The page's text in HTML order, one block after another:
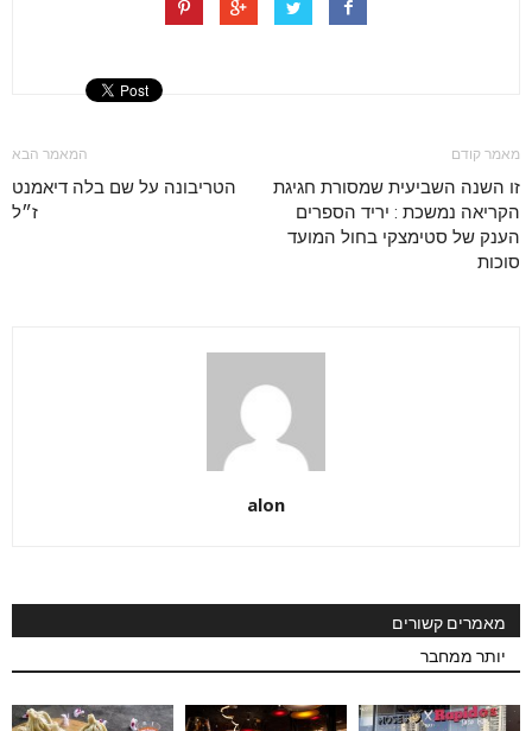
מאמר קודם
זו השנה השביעית שמסורת חגיגת
הקריאה נמשכת : יריד הספרים
הענק של סטימצקי בחול המועד
סוכות
המאמר הבא
הטריבונה על שם בלה דיאמנט
ז״ל
alon
מאמרים קשורים
יותר ממחבר